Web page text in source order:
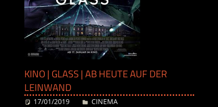
KINO | GLASS | AB HEUTE AUF DER
LEINWAND
17/01/2019 Desiree
CINEMA